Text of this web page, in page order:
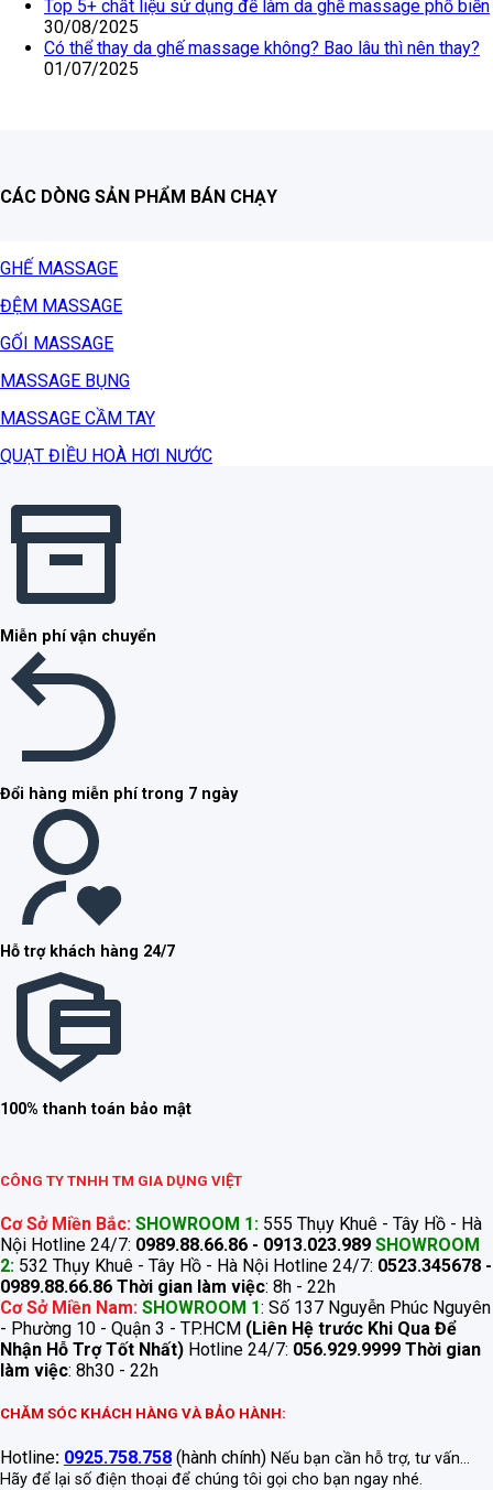
Top 5+ chất liệu sử dụng để làm da ghế massage phổ biến
30/08/2025
Có thể thay da ghế massage không? Bao lâu thì nên thay?
01/07/2025
CÁC DÒNG SẢN PHẨM BÁN CHẠY
GHẾ MASSAGE
ĐỆM MASSAGE
GỐI MASSAGE
MASSAGE BỤNG
MASSAGE CẦM TAY
QUẠT ĐIỀU HOÀ HƠI NƯỚC
Miễn phí vận chuyển
Đổi hàng miễn phí trong 7 ngày
Hỗ trợ khách hàng 24/7
100% thanh toán bảo mật
CÔNG TY TNHH TM GIA DỤNG VIỆT
Cơ Sở Miền Bắc: SHOWROOM 1: 555 Thụy Khuê - Tây Hồ - Hà
Nội Hotline 24/7: 0989.88.66.86 - 0913.023.989 SHOWROOM
2: 532 Thụy Khuê - Tây Hồ - Hà Nội Hotline 24/7: 0523.345678 -
0989.88.66.86 Thời gian làm việc: 8h - 22h
Cơ Sở Miền Nam: SHOWROOM 1: Số 137 Nguyễn Phúc Nguyên
- Phường 10 - Quận 3 - TP.HCM (Liên Hệ trước Khi Qua Để
Nhận Hỗ Trợ Tốt Nhất) Hotline 24/7: 056.929.9999 Thời gian
làm việc: 8h30 - 22h
CHĂM SÓC KHÁCH HÀNG VÀ BẢO HÀNH:
Hotline: 0925.758.758 (hành chính) Nếu bạn cần hỗ trợ, tư vấn...
Hãy để lại số điện thoại để chúng tôi gọi cho bạn ngay nhé.